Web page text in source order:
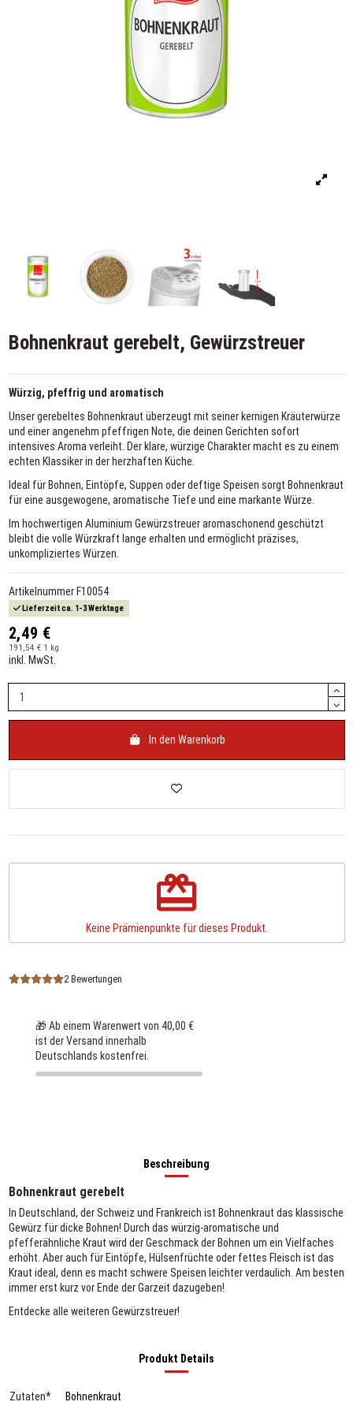
Bohnenkraut gerebelt, Gewürzstreuer
Würzig, pfeffrig und aromatisch
Unser gerebeltes Bohnenkraut überzeugt mit seiner kernigen Kräuterwürze
und einer angenehm pfeffrigen Note, die deinen Gerichten sofort
intensives Aroma verleiht. Der klare, würzige Charakter macht es zu einem
echten Klassiker in der herzhaften Küche.
Ideal für Bohnen, Eintöpfe, Suppen oder deftige Speisen sorgt Bohnenkraut
für eine ausgewogene, aromatische Tiefe und eine markante Würze.
Im hochwertigen Aluminium Gewürzstreuer aromaschonend geschützt
bleibt die volle Würzkraft lange erhalten und ermöglicht präzises,
unkompliziertes Würzen.
Artikelnummer F10054
Lieferzeit ca. 1-3 Werktage
2,49 €
191,54 € 1 kg
inkl. MwSt.
In den Warenkorb
redeem
Keine Prämienpunkte für dieses Produkt.
2 Bewertungen
🎁 Ab einem Warenwert von 40,00 €
ist der Versand innerhalb
Deutschlands kostenfrei.
Beschreibung
Bohnenkraut gerebelt
In Deutschland, der Schweiz und Frankreich ist Bohnenkraut das klassische
Gewürz für dicke Bohnen! Durch das würzig-aromatische und
pfefferähnliche Kraut wird der Geschmack der Bohnen um ein Vielfaches
erhöht. Aber auch für Eintöpfe, Hülsenfrüchte oder fettes Fleisch ist das
Kraut ideal, denn es macht schwere Speisen leichter verdaulich. Am besten
immer erst kurz vor Ende der Garzeit dazugeben!
Entdecke alle weiteren Gewürzstreuer!
Produkt Details
Zutaten* Bohnenkraut